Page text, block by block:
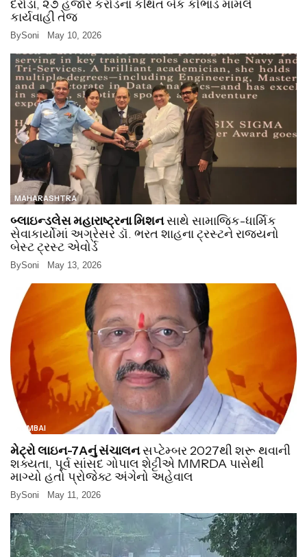
દરોડા, ૨૭ હજાર કરોડના કથિત બેંક કૌભાંડ મામલે
કાર્યવાહી તેજ
BySoni May 10, 2026
MAHARASHTRA
બ્લાઇન્ડલેસ મહારાષ્ટ્રના મિશનસાથે સામાજિક-ધાર્મિક
સેવાકાર્યોમાં અગ્રેસર ડૉ. ભરત શાહના ટ્રસ્ટને રાજ્યનો
બેસ્ટ ટ્રસ્ટ એવોર્ડ
BySoni May 13, 2026
MUMBAI
મેટ્રો લાઇન-7Aનું સંચાલનસપ્ટેમ્બર 2027થી શરૂ થવાની
શક્યતા, પૂર્વ સાંસદ ગોપાલ શેટ્ટીએ MMRDA પાસેથી
માગ્યો હતો પ્રોજેક્ટ અંગેનો અહેવાલ
BySoni May 11, 2026